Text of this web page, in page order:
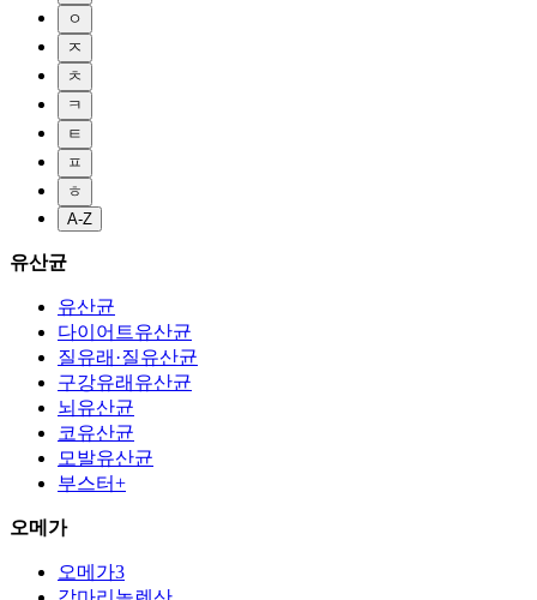
ㅇ
ㅈ
ㅊ
ㅋ
ㅌ
ㅍ
ㅎ
A-Z
유산균
유산균
다이어트유산균
질유래·질유산균
구강유래유산균
뇌유산균
코유산균
모발유산균
부스터+
오메가
오메가3